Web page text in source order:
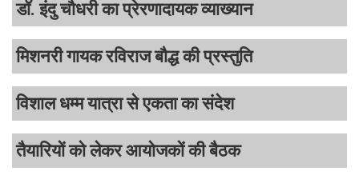
डॉ. इंदु चौधरी का प्रेरणादायक व्याख्यान
मिशनरी गायक रविराज बौद्ध की प्रस्तुति
विशाल धम्म यात्रा से एकता का संदेश
तैयारियों को लेकर आयोजकों की बैठक